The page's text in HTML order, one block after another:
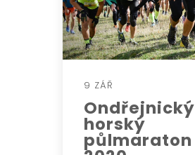
9 ZÁŘ
Ondřejnický
horský
půlmaraton